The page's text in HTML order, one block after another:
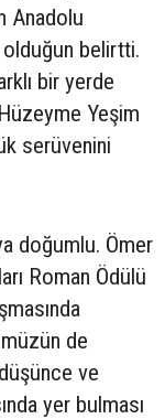
Anadolu
belirtti.
bir yerde
Yeşim
serüvenini
doğumlu. Ömer
Roman Ödülü
de
ve
yer bulması